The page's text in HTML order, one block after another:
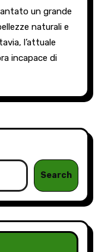
naturali e
l’attuale
incapace di
Search